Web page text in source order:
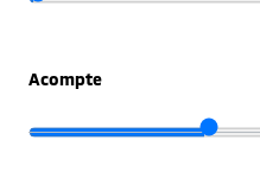
Acompte